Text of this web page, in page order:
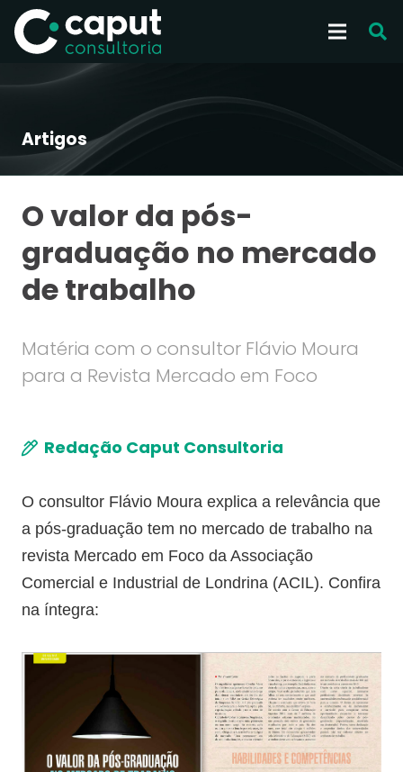
Artigos
O valor da pós-
graduação no mercado
de trabalho
Matéria com o consultor Flávio Moura
para a Revista Mercado em Foco
Redação Caput Consultoria
O consultor Flávio Moura explica a relevância que
a pós-graduação tem no mercado de trabalho na
revista Mercado em Foco da Associação
Comercial e Industrial de Londrina (ACIL). Confira
na íntegra: